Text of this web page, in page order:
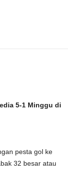
5-1 Minggu di
pesta gol ke
32 besar atau